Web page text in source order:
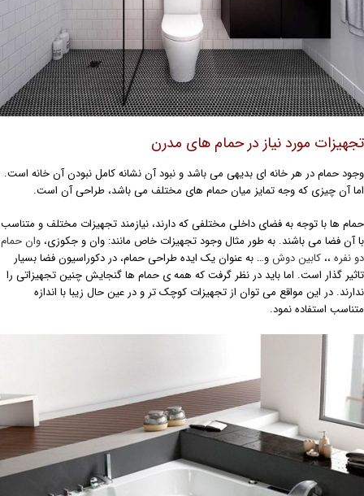
مورد نیاز در حمام های مدرن
حمام در هر خانه ای بدیهی می باشد و نبود آن نشانه کامل نبودن آن خانه است.
آن چیزی که وجه تمایز میان حمام های مختلف می باشد، طراحی آن است.
ها با توجه به فضای داخلی مختلفی که دارند، نیازمند تجهیزات مختلف و متناسب
آن فضا می باشند. به طور مثال وجود تجهیزات خاص مانند: وان و جکوزی، وان حمام
نفره،، کابین دوشو… به عنوان یک ایده طراحی حمام، در دکوراسیون فضا بسیار
گذار است. اما باید در نظر گرفت که همه ی حمام ها گنجایش چنین تجهیزاتی را
در این مواقع می توان از تجهیزات کوچک تر و در عین حال زیبا با اندازه
استفاده نمود.